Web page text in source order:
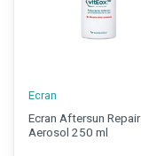
Ecran
Ecran Aftersun Repair
Aerosol 250 ml